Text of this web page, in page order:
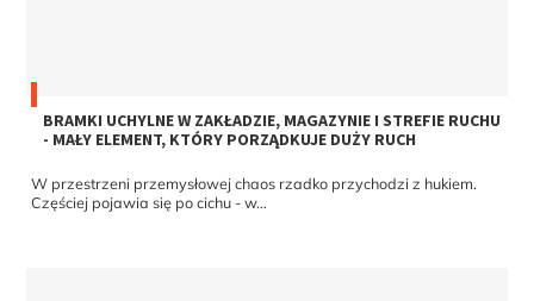
BRAMKI UCHYLNE W ZAKŁADZIE, MAGAZYNIE I STREFIE RUCHU
- MAŁY ELEMENT, KTÓRY PORZĄDKUJE DUŻY RUCH
W przestrzeni przemysłowej chaos rzadko przychodzi z hukiem.
Częściej pojawia się po cichu - w...